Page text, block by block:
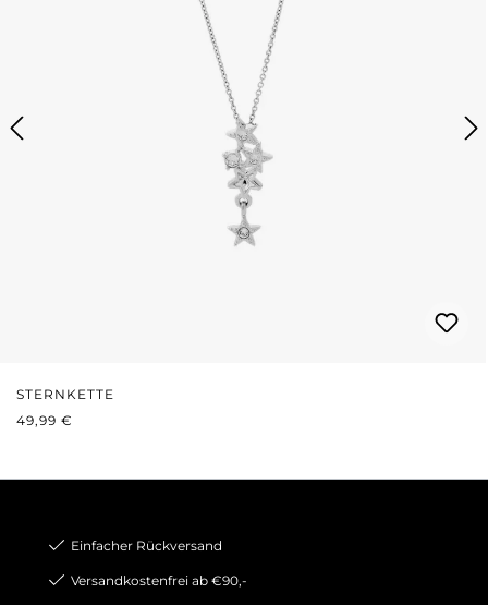
STERNKETTE
REGULÄRER PREIS:
49,99 €
Einfacher Rückversand
Versandkostenfrei ab €90,-